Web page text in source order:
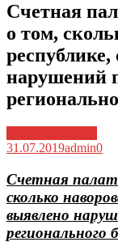
Счетная
о том,
нарушений
31.07.2019admin0
Счетная
сколько
выявлено
регионального